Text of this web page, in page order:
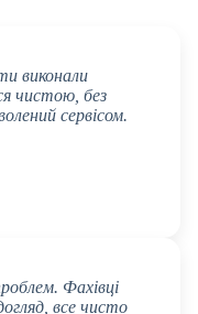
виконали
чистою, без
сервісом.
Фахівці
все чисто